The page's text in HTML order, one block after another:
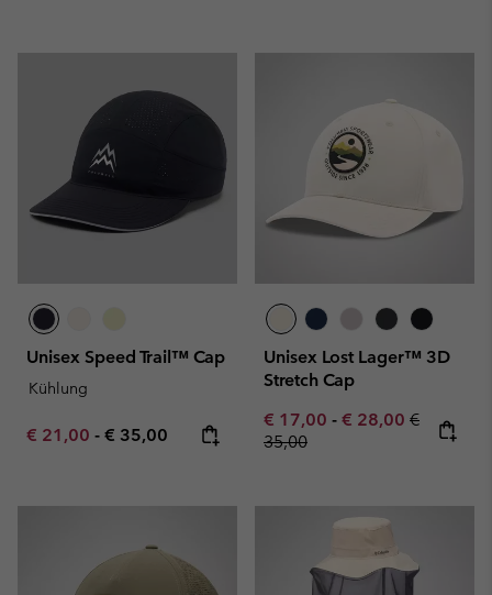
Unisex Speed Trail™ Cap
Kühlung
Minimum sale price:
€ 21,00 - Maximum price:
€ 35,00
Unisex Lost Lager™ 3D
Stretch Cap
Minimum sale price:
€ 17,00 - Maximum sale
€ 28,00 Regular
€
35,00